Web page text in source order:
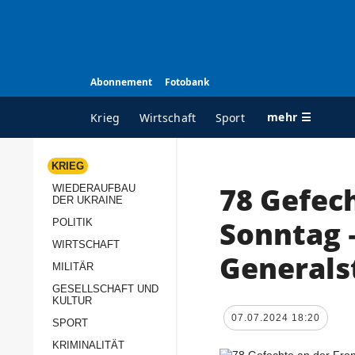
Abonnement Fotobank
Krieg Wirtschaft Sport mehr ☰
ALLE RUBRIKEN
Wiederaufbau der
Politik
Militär
KRIEG
WIEDERAUFBAU
DER UKRAINE
POLITIK
WIRTSCHAFT
MILITÄR
GESELLSCHAFT UND
KULTUR
SPORT
KRIMINALITÄT
78
Sonntag
07.07.2024 18:20